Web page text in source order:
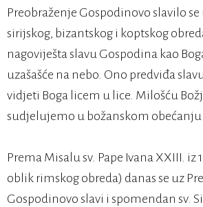
Preobraženje Gospodinovo slavilo
sirijskog, bizantskog i koptskog
nagoviješta slavu Gospodina kao
uzašašće na nebo. Ono predviđa
vidjeti Boga licem u lice. Milošću
sudjelujemo u božanskom obećanju
Prema Misalu sv. Pape Ivana XXIII. iz
oblik rimskog obreda) danas se uz
Gospodinovo slavi i spomendan sv.